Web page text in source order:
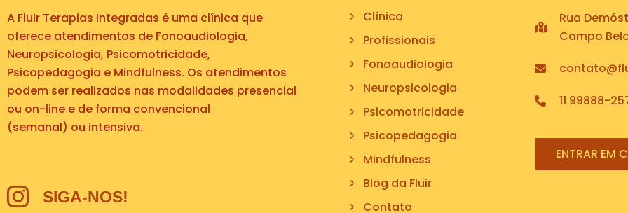
A Fluir Terapias Integradas é uma clínica que
oferece atendimentos de Fonoaudiologia,
Neuropsicologia, Psicomotricidade,
Psicopedagogia e Mindfulness. Os atendimentos
podem ser realizados nas modalidades presencial
ou on-line e de forma convencional
(semanal) ou intensiva.
SIGA-NOS!
Clínica
Profissionais
Fonoaudiologia
Neuropsicologia
Psicomotricidade
Psicopedagogia
Mindfulness
Blog da Fluir
Contato
Rua
Campo
11 99888-
ENTRAR EM